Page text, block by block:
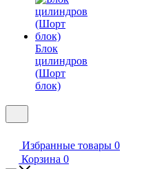
Блок
цилиндров
(Шорт
блок)
Избранные товары 0
Корзина 0